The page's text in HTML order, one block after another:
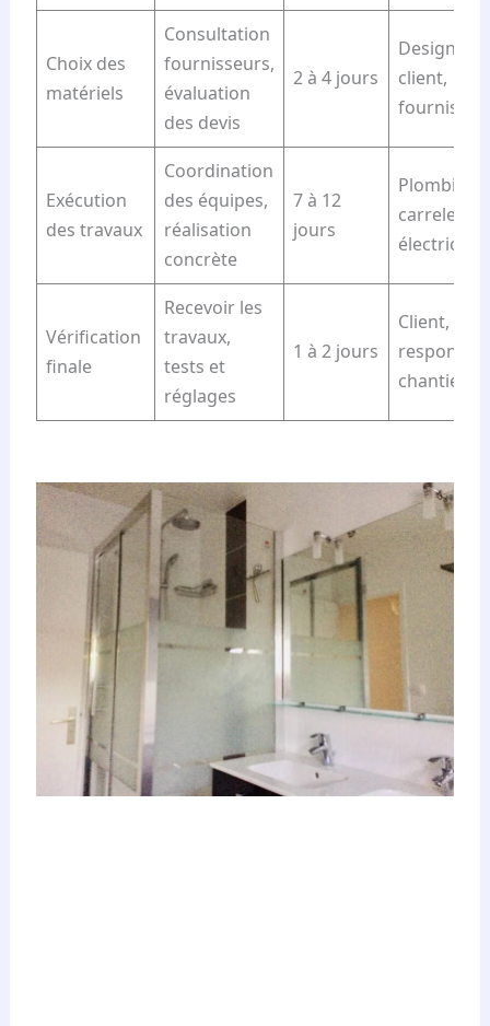
Choix des
matériels
Consultation
fournisseurs,
évaluation
des devis
2 à 4 jours
Designer,
client,
Exécution
des travaux
Coordination
des équipes,
réalisation
concrète
7 à 12
jours
Plombier,
carreleur,
électricien
Vérification
finale
Recevoir les
travaux,
tests et
réglages
1 à 2 jours
Client,
chantier